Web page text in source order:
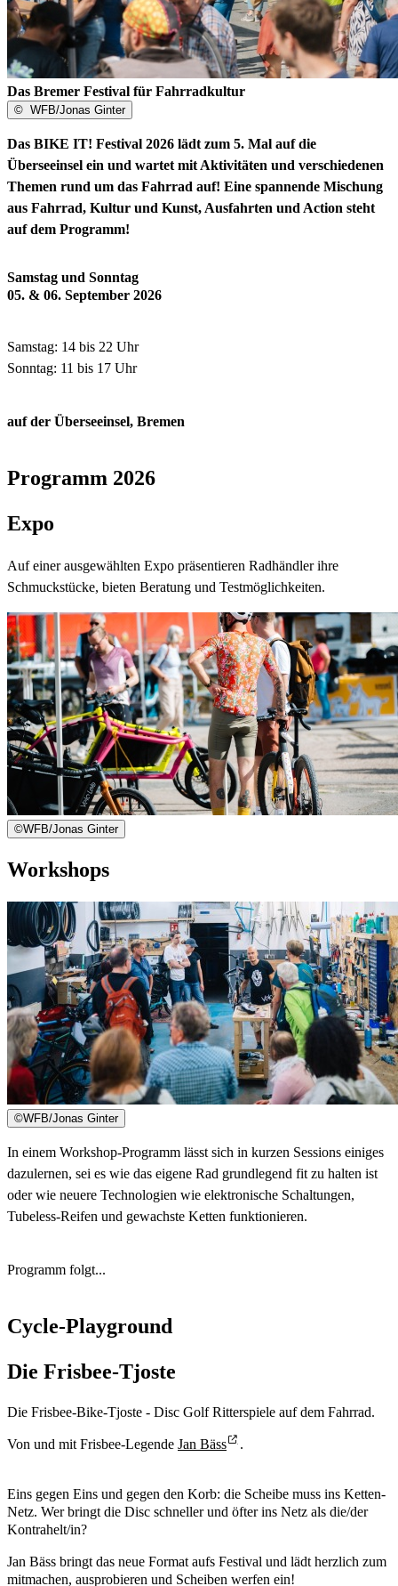
Das Bremer Festival für Fahrradkultur
© WFB/Jonas Ginter
Das BIKE IT! Festival 2026 lädt zum 5. Mal auf die
Überseeinsel ein und wartet mit Aktivitäten und verschiedenen
Themen rund um das Fahrrad auf! Eine spannende Mischung
aus Fahrrad, Kultur und Kunst, Ausfahrten und Action steht
auf dem Programm!
Samstag und Sonntag
05. & 06. September 2026
Samstag: 14 bis 22 Uhr
Sonntag: 11 bis 17 Uhr
auf der Überseeinsel, Bremen
Programm 2026
Expo
Auf einer ausgewählten Expo präsentieren Radhändler ihre
Schmuckstücke, bieten Beratung und Testmöglichkeiten.
©WFB/Jonas Ginter
Workshops
©WFB/Jonas Ginter
In einem Workshop-Programm lässt sich in kurzen Sessions einiges
dazulernen, sei es wie das eigene Rad grundlegend fit zu halten ist
oder wie neuere Technologien wie elektronische Schaltungen,
Tubeless-Reifen und gewachste Ketten funktionieren.
Programm folgt...
Cycle-Playground
Die Frisbee-Tjoste
Die Frisbee-Bike-Tjoste - Disc Golf Ritterspiele auf dem Fahrrad.
Von und mit Frisbee-Legende Jan Bäss .
Eins gegen Eins und gegen den Korb: die Scheibe muss ins Ketten-
Netz. Wer bringt die Disc schneller und öfter ins Netz als die/der
Kontrahelt/in?
Jan Bäss bringt das neue Format aufs Festival und lädt herzlich zum
mitmachen, ausprobieren und Scheiben werfen ein!